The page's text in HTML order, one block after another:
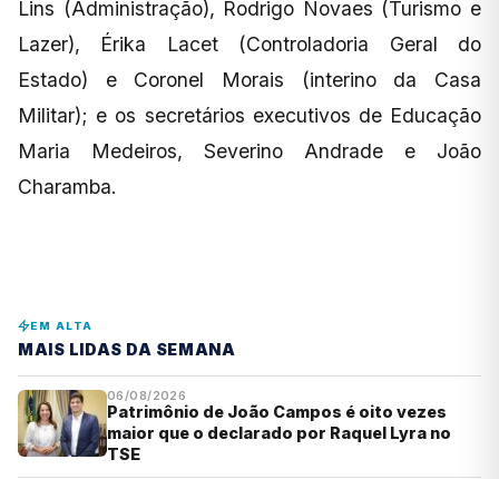
Lins (Administração), Rodrigo Novaes (Turismo e
Lazer), Érika Lacet (Controladoria Geral do
Estado) e Coronel Morais (interino da Casa
Militar); e os secretários executivos de Educação
Maria Medeiros, Severino Andrade e João
Charamba.
EM ALTA
MAIS LIDAS DA SEMANA
06/08/2026
Patrimônio de João Campos é oito vezes
maior que o declarado por Raquel Lyra no
TSE